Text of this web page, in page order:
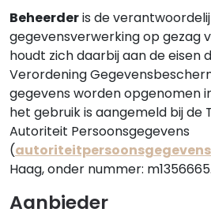
Beheerderis de
gegevensverwerking op gezag
houdt zich daarbij aan de eisen
Verordening
gegevens worden opgenomen
het gebruik is aangemeld bij de
Autoriteit Persoonsgegevens
(
Haag, onder nummer: m1356665.
Aanbieder